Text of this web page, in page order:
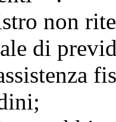
di